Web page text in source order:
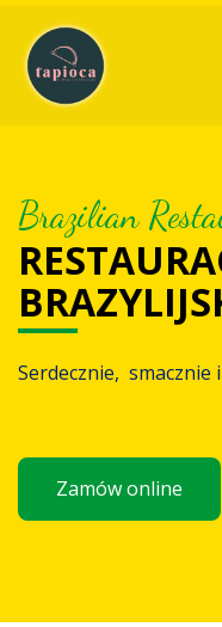
Brazilian
Serdecznie, smacznie
Zamów online